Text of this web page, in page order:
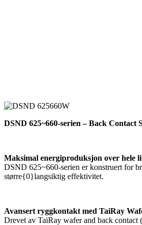
DSND 625~660-serien – Back Contact
Maksimal energiproduksjon over hele
DSND 625~660-serien er konstruert for
større{0}langsiktig effektivitet.
Avansert ryggkontakt med TaiRay
Drevet av TaiRay wafer and back contact